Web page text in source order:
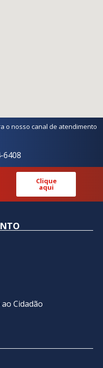
o nosso canal de atendimento
6408
Clique
aqui
Cidadão